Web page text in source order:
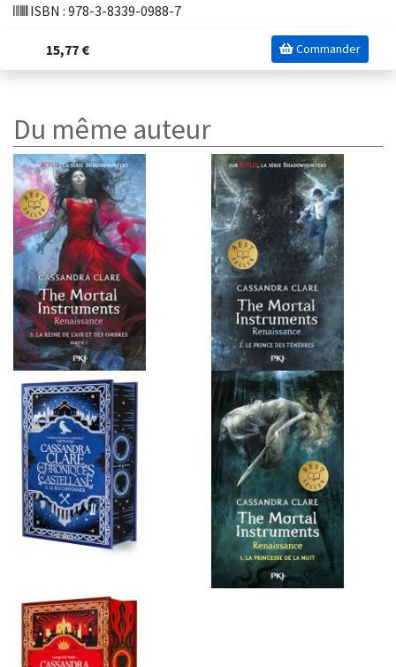
ISBN : 978-3-8339-0988-7
15,77 € Commander
Du même auteur